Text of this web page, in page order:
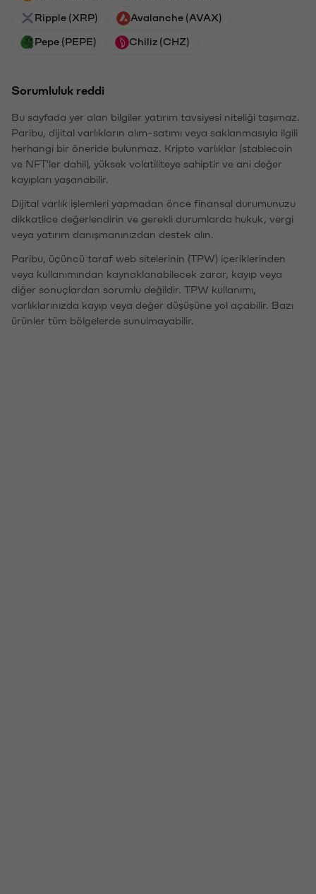
Ripple (XRP) Avalanche (AVAX)
Pepe (PEPE) Chiliz (CHZ)
Sorumluluk reddi
Bu sayfada yer alan bilgiler yatırım tavsiyesi niteliği taşımaz.
Paribu, dijital varlıkların alım-satımı veya saklanmasıyla ilgili
herhangi bir öneride bulunmaz. Kripto varlıklar (stablecoin
ve NFT'ler dahil), yüksek volatiliteye sahiptir ve ani değer
kayıpları yaşanabilir.
Dijital varlık işlemleri yapmadan önce finansal durumunuzu
dikkatlice değerlendirin ve gerekli durumlarda hukuk, vergi
veya yatırım danışmanınızdan destek alın.
Paribu, üçüncü taraf web sitelerinin (TPW) içeriklerinden
veya kullanımından kaynaklanabilecek zarar, kayıp veya
diğer sonuçlardan sorumlu değildir. TPW kullanımı,
varlıklarınızda kayıp veya değer düşüşüne yol açabilir. Bazı
ürünler tüm bölgelerde sunulmayabilir.